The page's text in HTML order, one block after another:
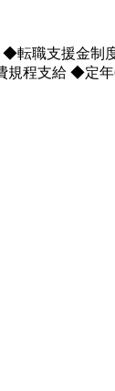
転職支援金
程支給 ◆定